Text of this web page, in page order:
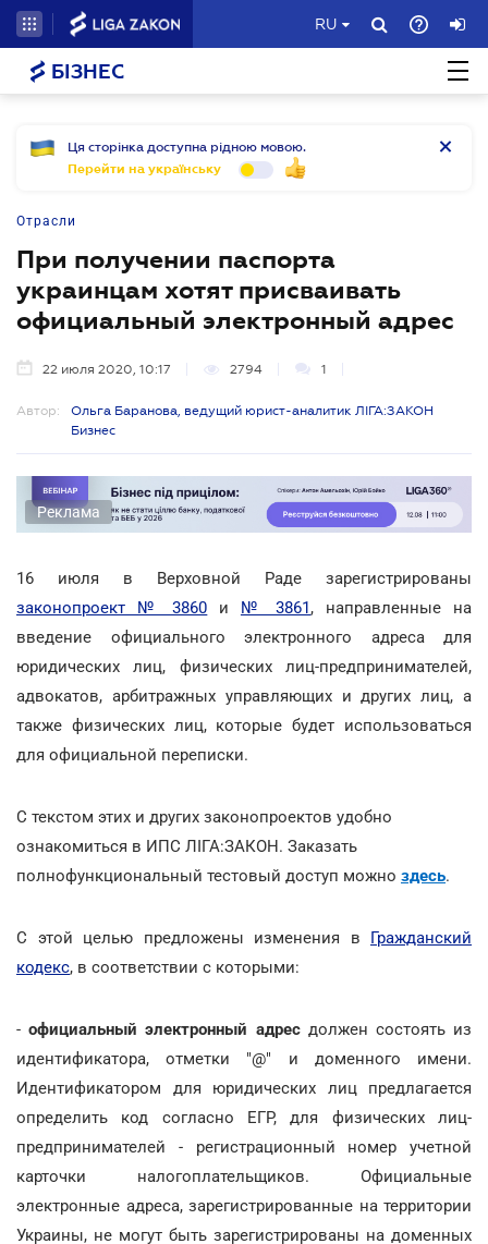
RU
БІЗНЕС
Ця сторінка доступна рідною мовою.
Перейти на українську
Отрасли
При получении паспорта
украинцам хотят присваивать
официальный электронный адрес
22 июля 2020, 10:17 2794 1
Автор:
Ольга Баранова, ведущий юрист-аналитик ЛІГА:ЗАКОН
Бизнес
Реклама
16 июля в Верховной Раде зарегистрированы
законопроект № 3860 и № 3861, направленные на
введение официального электронного адреса для
юридических лиц, физических лиц-предпринимателей,
адвокатов, арбитражных управляющих и других лиц, а
также физических лиц, которые будет использоваться
для официальной переписки.
С текстом этих и других законопроектов удобно
ознакомиться в ИПС ЛІГА:ЗАКОН. Заказать
полнофункциональный тестовый доступ можно здесь.
С этой целью предложены изменения в Гражданский
кодекс, в соответствии с которыми:
- официальный электронный адрес должен состоять из
идентификатора, отметки "@" и доменного имени.
Идентификатором для юридических лиц предлагается
определить код согласно ЕГР, для физических лиц-
предпринимателей - регистрационный номер учетной
карточки налогоплательщиков. Официальные
электронные адреса, зарегистрированные на территории
Украины, не могут быть зарегистрированы на доменных